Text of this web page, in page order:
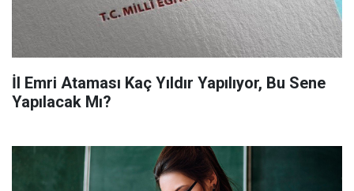
İl Emri Ataması Kaç Yıldır Yapılıyor, Bu Sene
Yapılacak Mı?